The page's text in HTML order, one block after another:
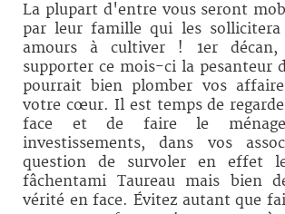
La plupart d'entre vous seront
par leur famille qui les
amours à cultiver ! 1er décan,
supporter ce mois-ci la pesanteur
pourrait bien plomber vos
votre cœur. Il est temps de
face et de faire le
investissements, dans vos
question de survoler en effet
fâchentami Taureau mais bien
vérité en face. Évitez autant que